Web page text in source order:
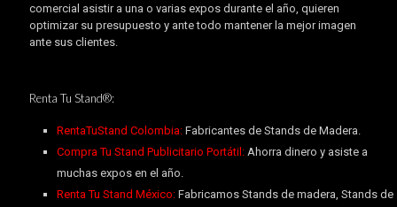
comercial asistir a una o varias expos durante el año, quieren
optimizar su presupuesto y ante todo mantener la mejor imagen
ante sus clientes.
Renta Tu Stand®:
RentaTuStand Colombia: Fabricantes de Stands de Madera.
Compra Tu Stand Publicitario Portátil:Ahorra dinero y asiste a
muchas expos en el año.
Renta Tu Stand México:Fabricamos Stands de madera, Stands de